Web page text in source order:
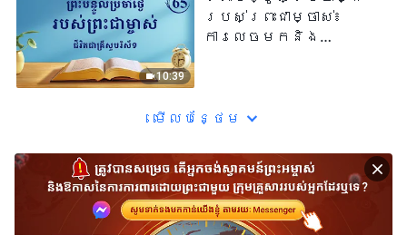
10:39
របស់ព្រះជាម្ចាស់៖
ការលេចមកនិង
មើល​​បន្ថែម​